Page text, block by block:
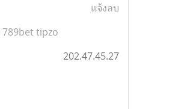
แจ้งลบ
789bet tipzo
202.47.45.27